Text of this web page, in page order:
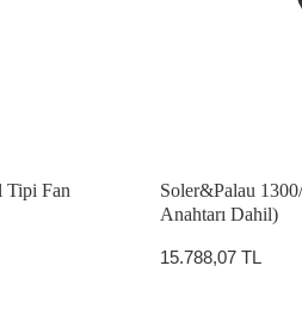
Tipi Fan
Soler&Palau
Anahtarı Dahil)
15.788,07 TL